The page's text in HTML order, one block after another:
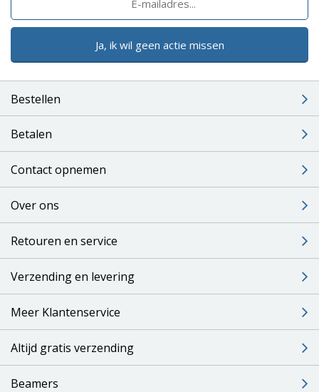
Ja, ik wil geen actie missen
Bestellen
Betalen
Contact opnemen
Over ons
Retouren en service
Verzending en levering
Meer Klantenservice
Altijd gratis verzending
Beamers